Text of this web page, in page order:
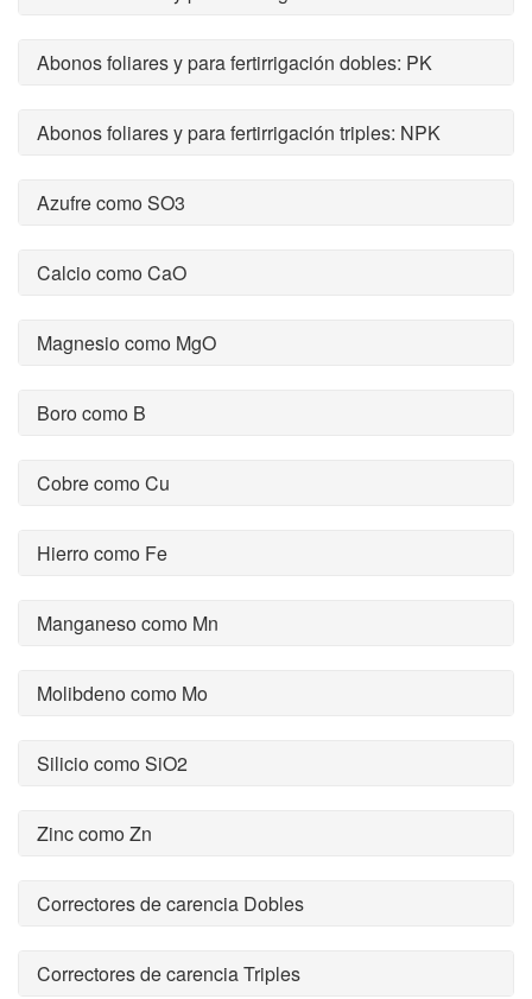
Abonos foliares y para fertirrigación dobles: PK
Abonos foliares y para fertirrigación triples: NPK
Azufre como SO3
Calcio como CaO
Magnesio como MgO
Boro como B
Cobre como Cu
Hierro como Fe
Manganeso como Mn
Molibdeno como Mo
Silicio como SiO2
Zinc como Zn
Correctores de carencia Dobles
Correctores de carencia Triples